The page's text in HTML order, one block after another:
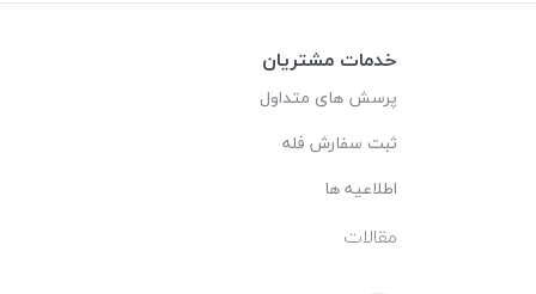
خدمات مشتریان
پرسش های متداول
ثبت سفارش فله
اطلاعیه ها
مقالات